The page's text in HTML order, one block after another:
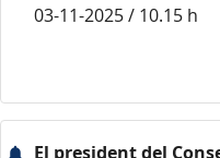
03-11-2025 / 10.15 h
El president del